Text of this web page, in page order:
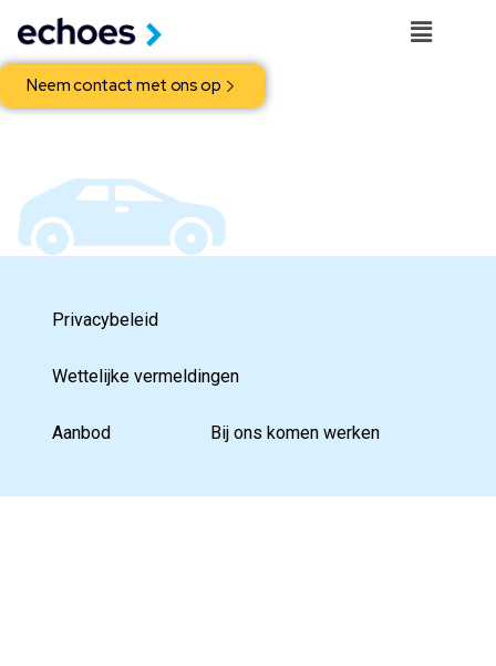
Neem contact met ons op
Privacybeleid
Wettelijke vermeldingen
Aanbod Bij ons komen werken